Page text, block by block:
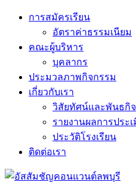
Skip
การสมัครเรียน
อัตราค่าธรรมเนียม
คณะผู้บริหาร
บุคลากร
ประมวลภาพกิจกรรม
เกี่ยวกับเรา
วิสัยทัศน์และพันธกิจ
รายงานผลการประ
ประวัติโรงเรียน
ติดต่อเรา